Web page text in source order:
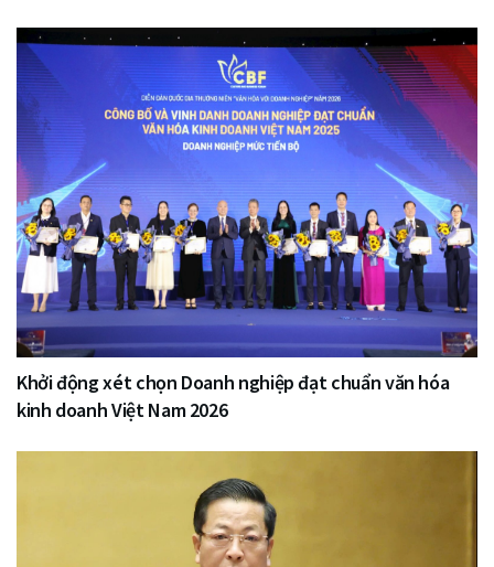
Khởi động xét chọn Doanh nghiệp đạt chuẩn văn hóa
kinh doanh Việt Nam 2026